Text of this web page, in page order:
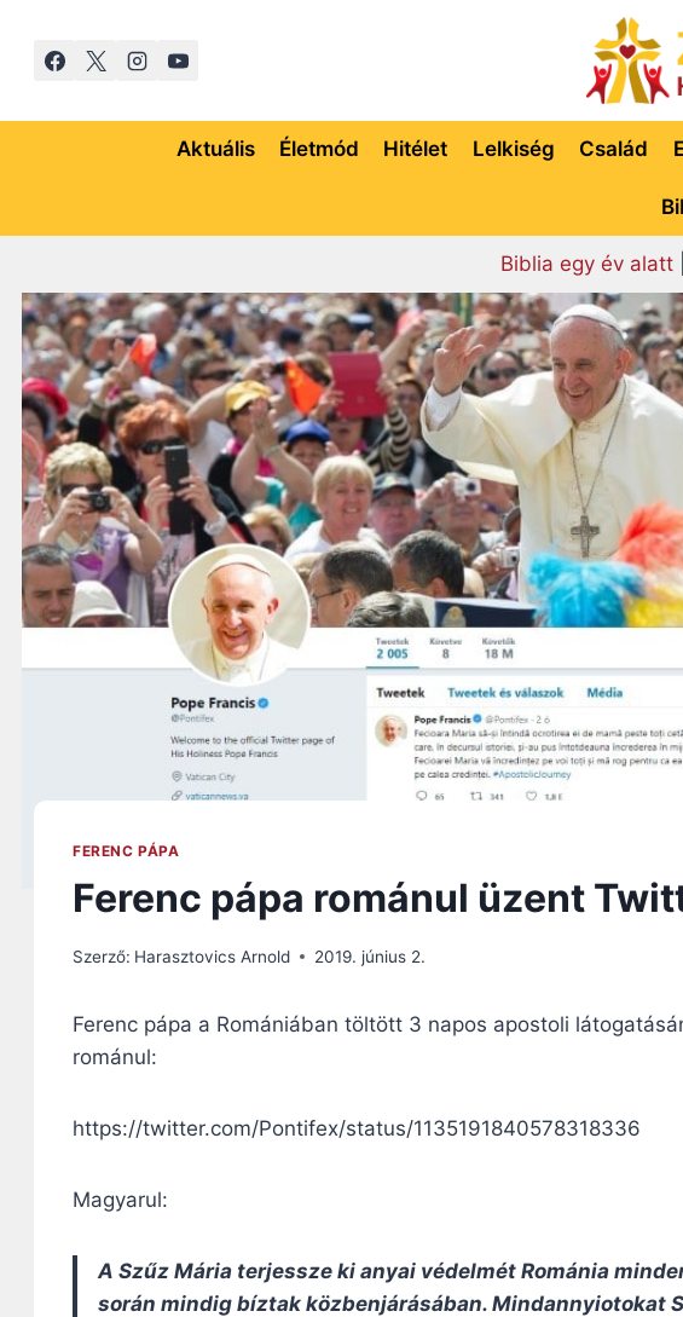
Aktuális Életmód Hitélet Lelkiség Család
Biblia egy év alatt|
FERENC PÁPA
Ferenc pápa románul üzent
Szerző: Harasztovics Arnold 2019. június 2.
Ferenc pápa a Romániában töltött 3 napos apostoli
románul:
https://twitter.com/Pontifex/status/1135191840578318336
Magyarul:
A Szűz Mária terjessze ki anyai védelmét Románia
során mindig bíztak közbenjárásában. Mindannyiotokat